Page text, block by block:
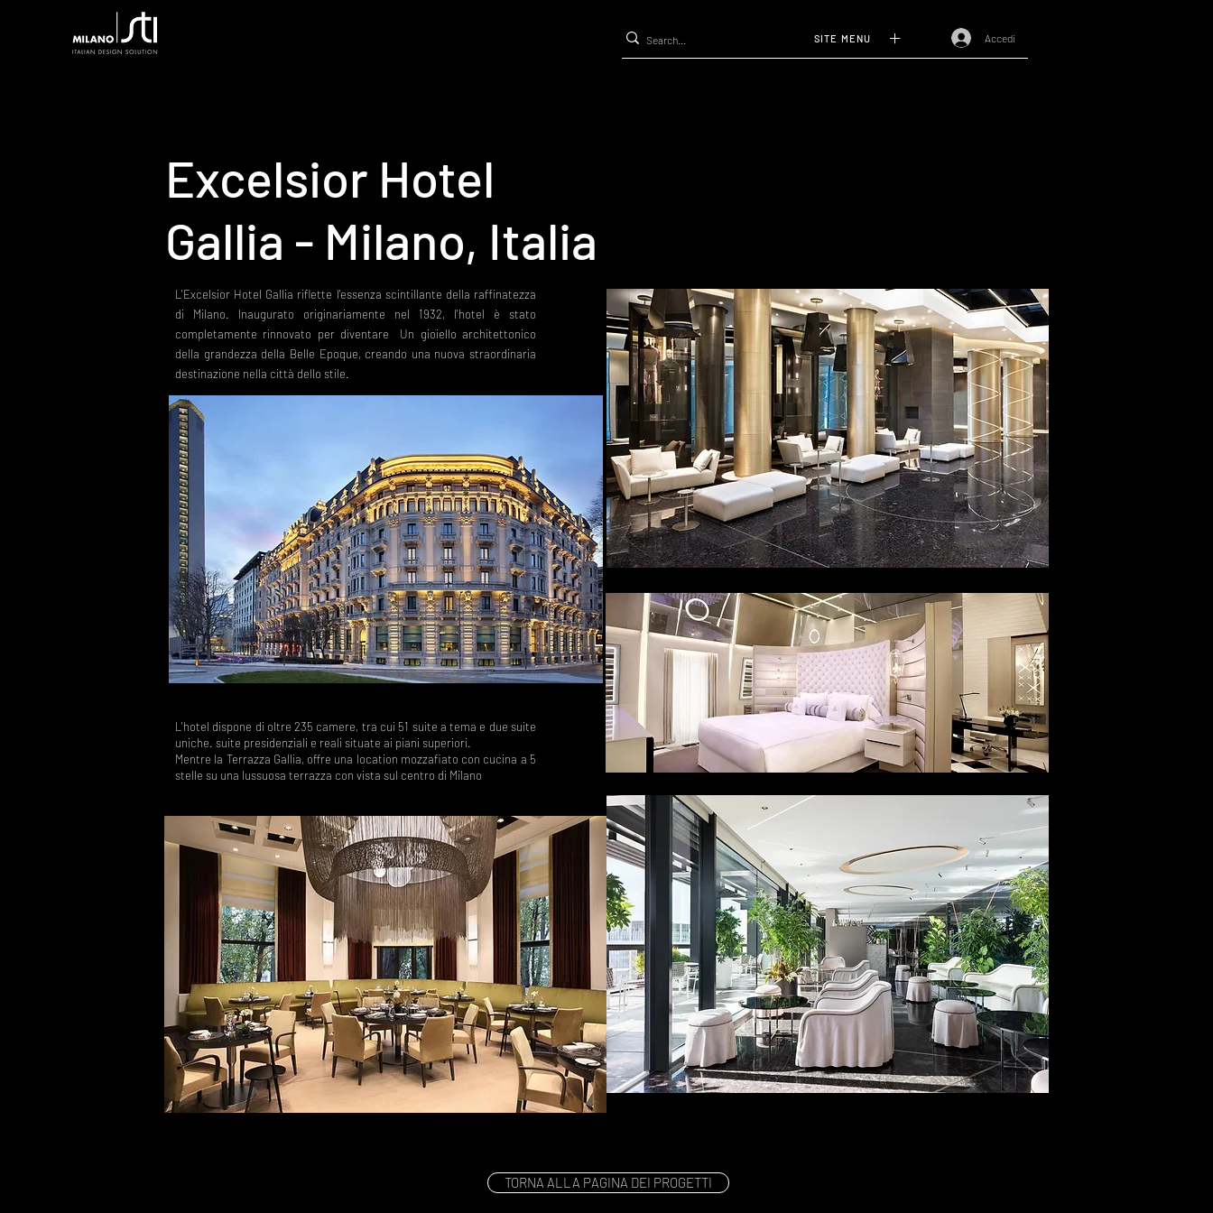
SITE MENU Accedi
Excelsior Hotel
Gallia - Milano, Italia
L'Excelsior Hotel Gallia riflette l'essenza scintillante della raffinatezza
di Milano. Inaugurato originariamente nel 1932, l'hotel è stato
completamente rinnovato per diventare Un gioiello architettonico
della grandezza della Belle Epoque, creando una nuova straordinaria
destinazione nella città dello stile.
L'hotel dispone di oltre 235 camere, tra cui 51 suite a tema e due suite
uniche. suite presidenziali e reali situate ai piani superiori.
Mentre la Terrazza Gallia, offre una location mozzafiato con cucina a 5
stelle su una lussuosa terrazza con vista sul centro di Milano
TORNA ALLA PAGINA DEI PROGETTI